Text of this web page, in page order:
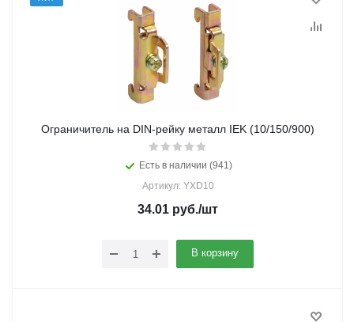
Ограничитель на DIN-рейку металл IEK (10/150/900)
Есть в наличии (941)
Артикул: YXD10
34.01 руб./шт
В корзину